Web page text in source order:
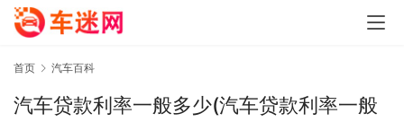
首页 汽车百科
汽车贷款利率一般多少(汽车贷款利率一般